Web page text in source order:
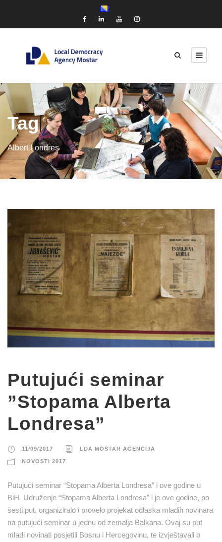
Tag
Albert Londres
Putujući seminar
”Stopama Alberta
Londresa”
11/09/2017 LDA MOSTAR AGENCIJA
NOVOSTI 2017
Putujući seminar “Stopama Alberta Londresa” i ove godine u
BiH Udruženje “Stopama Alberta Londresa” i je ove godine, po
šesti put, organiziralo i provelo projekat odlaska mladih novinara
na putujući seminar u jednu od zemalja Balkana. Ovaj su put
mladi novinati posjetili Bosnu i Hercegovinu, te izvještavali o